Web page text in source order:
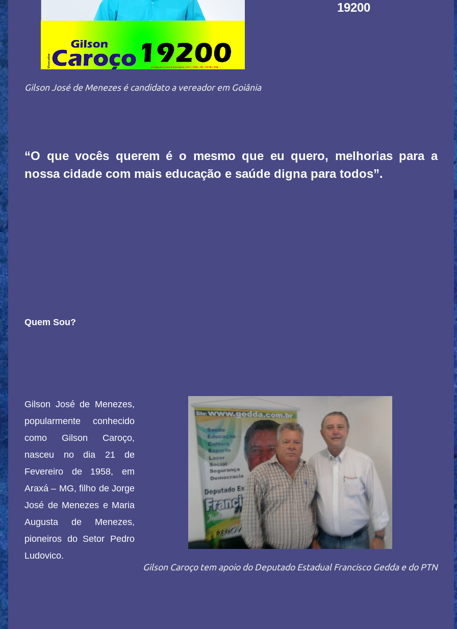
Gilson José de Menezes é candidato a vereador em Goiânia
19200
“O que vocês querem é o mesmo que eu quero, melhorias para a
nossa cidade com mais educação e saúde digna para todos”.
Quem Sou?
Gilson Caroço tem apoio do Deputado Estadual Francisco Gedda e do PTN
Gilson José de Menezes,
popularmente conhecido
como Gilson Caroço,
nasceu no dia 21 de
Fevereiro de 1958, em
Araxá – MG, filho de Jorge
José de Menezes e Maria
Augusta de Menezes,
pioneiros do Setor Pedro
Ludovico.